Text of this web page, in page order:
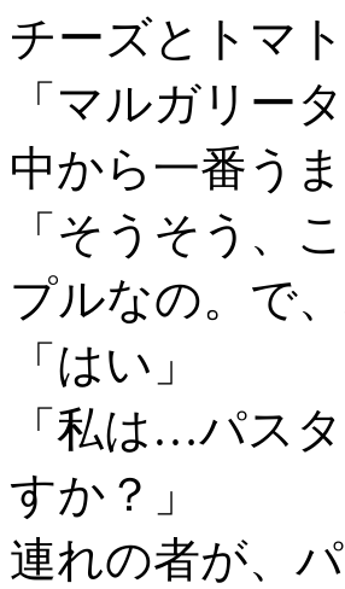
チーズとトマ
「マルガリー
中から一番う
「そうそう、
プルなの。で
「はい」
「私は…パス
すか？」
連れの者が、